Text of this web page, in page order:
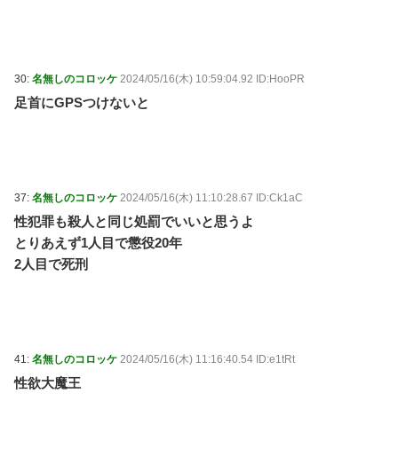
30: 名無しのコロッケ 2024/05/16(木) 10:59:04.92 ID:HooPR
足首にGPSつけないと
37: 名無しのコロッケ 2024/05/16(木) 11:10:28.67 ID:Ck1aC
性犯罪も殺人と同じ処罰でいいと思うよ
とりあえず1人目で懲役20年
2人目で死刑
41: 名無しのコロッケ 2024/05/16(木) 11:16:40.54 ID:e1tRt
性欲大魔王